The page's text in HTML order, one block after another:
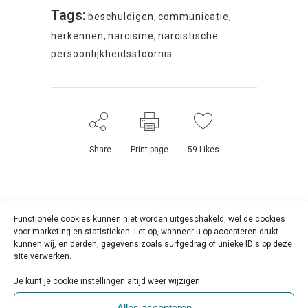
Functionele cookies kunnen niet worden uitgeschakeld, wel de cookies
voor marketing en statistieken. Let op, wanneer u op accepteren drukt
kunnen wij, en derden, gegevens zoals surfgedrag of unieke ID's op deze
site verwerken.
Je kunt je cookie instellingen altijd weer wijzigen.
Tags: beschuldigen, communicatie,
herkennen, narcisme, narcistische
persoonlijkheidsstoornis
Share Print page 59 Likes
Anthony De
Ruyver